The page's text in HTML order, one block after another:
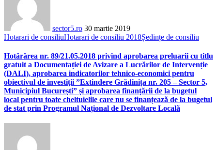
sector5.ro 30 martie 2019
Hotarari de consiliuHotarari de consiliu 2018Ședințe de consiliu
Hotărârea nr. 89/21.05.2018 privind aprobarea preluarii cu titlu
gratuit a Documentației de Avizare a Lucrărilor de Intervenție
(DALI), aprobarea indicatorilor tehnico-economici pentru
obiectivul de investiții ”Extindere Grădinița nr. 205 – Sector 5,
Municipiul București” și aprobarea finanțării de la bugetul
local pentru toate cheltuielile care nu se finanțează de la bugetul
de stat prin Programul Național de Dezvoltare Locală